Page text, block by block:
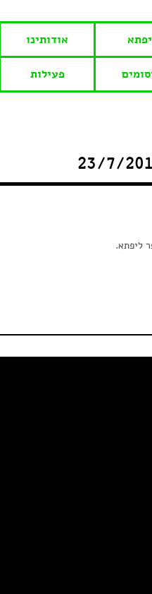
אודותינו
פעילות
ליפתא.